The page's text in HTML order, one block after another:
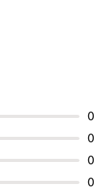
0
0
0
0